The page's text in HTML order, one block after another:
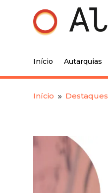
Início Autarquias
Início 9 Destaques